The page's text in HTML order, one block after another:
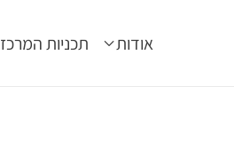
אודות תכניות המרכז